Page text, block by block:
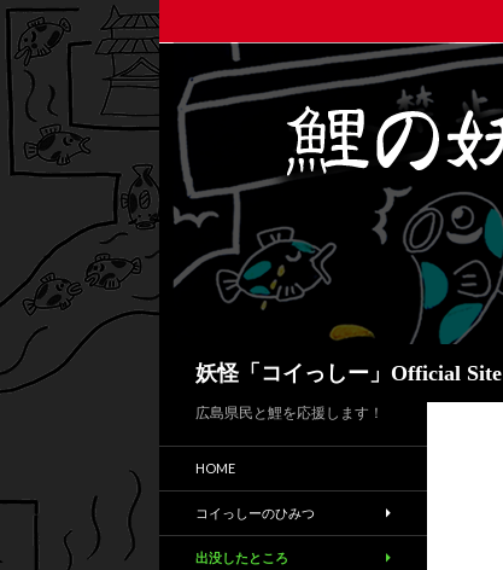
妖怪「コイっしー」Official Site
広島県民と鯉を応援します！
HOME
コイっしーのひみつ
出没したところ